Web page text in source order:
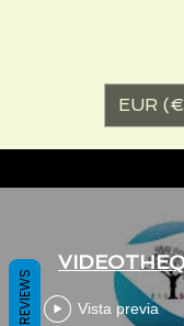
EUR
Vista previa
REVIEWS